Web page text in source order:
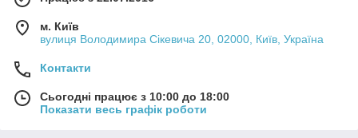
м. Київ
вулиця Володимира Сікевича 20, 02000, Київ, Україна
Контакти
Сьогодні працює з 10:00 до 18:00
Показати весь графік роботи